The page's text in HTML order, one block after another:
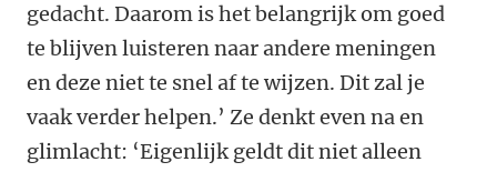
gedacht. Daarom is het belangrijk om goed
te blijven luisteren naar andere meningen
en deze niet te snel af te wijzen. Dit zal je
vaak verder helpen.’ Ze denkt even na en
glimlacht: ‘Eigenlijk geldt dit niet alleen